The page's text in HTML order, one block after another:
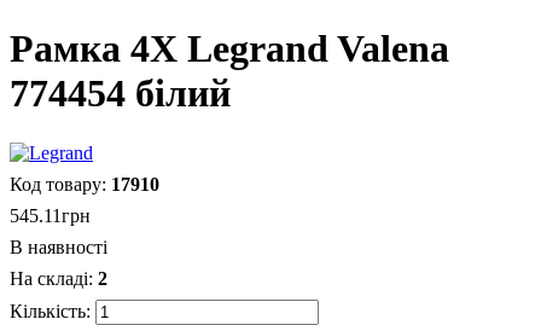
Рамка 4Х Legrand Valena
774454 білий
17910
545.11грн
В наявності
2